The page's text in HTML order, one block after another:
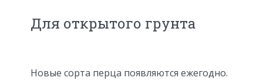
Для открытого грунта
Новые сорта перца появляются ежегодно.